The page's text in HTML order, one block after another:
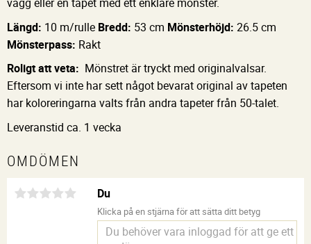
Längd: 10 m/rulle Bredd: 53 cm Mönsterhöjd: 26.5 cm
Mönsterpass: Rakt
Roligt att veta: Mönstret är tryckt med originalvalsar.
Eftersom vi inte har sett något bevarat original av tapeten
har koloreringarna valts från andra tapeter från 50-talet.
Leveranstid ca. 1 vecka
OMDÖMEN
Du
Klicka på en stjärna för att sätta ditt betyg